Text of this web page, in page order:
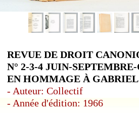
REVUE DE DROIT
N° 2-3-4 JUIN-
EN HOMMAGE À GABRIEL
- Auteur: Collectif
- Année d'édition: 1966